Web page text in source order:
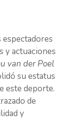
y actuaciones
van der Poel
su estatus
este deporte.
de
y